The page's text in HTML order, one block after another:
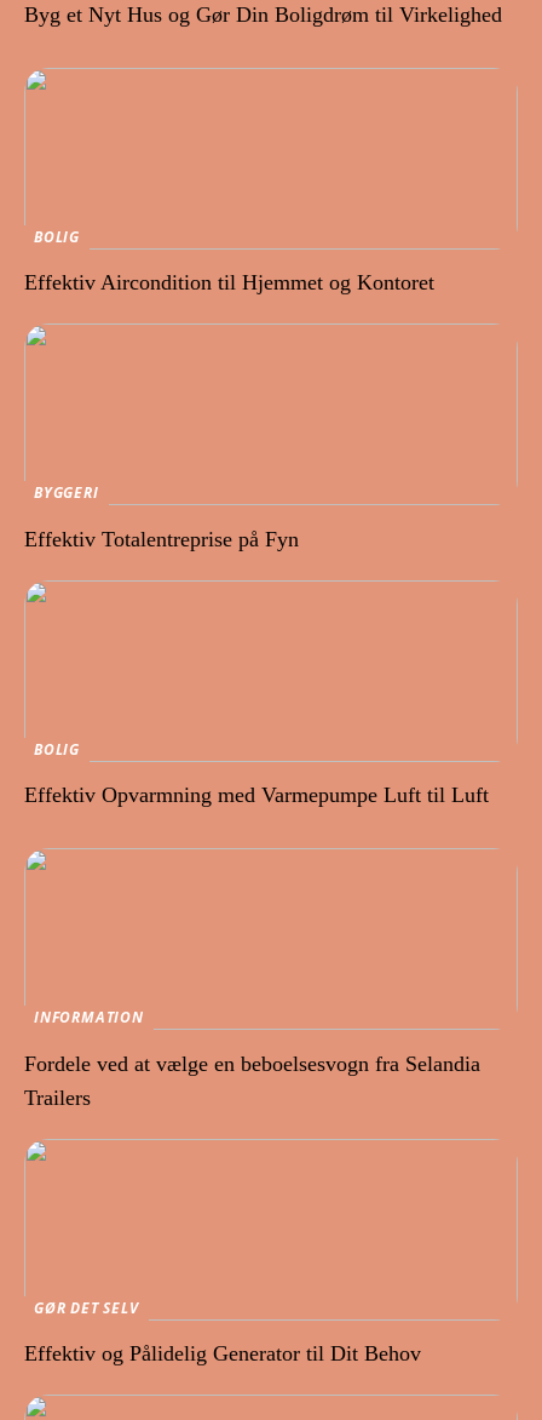
Byg et Nyt Hus og Gør Din Boligdrøm til Virkelighed
BOLIG
Effektiv Aircondition til Hjemmet og Kontoret
BYGGERI
Effektiv Totalentreprise på Fyn
BOLIG
Effektiv Opvarmning med Varmepumpe Luft til Luft
INFORMATION
Fordele ved at vælge en beboelsesvogn fra Selandia
Trailers
GØR DET SELV
Effektiv og Pålidelig Generator til Dit Behov